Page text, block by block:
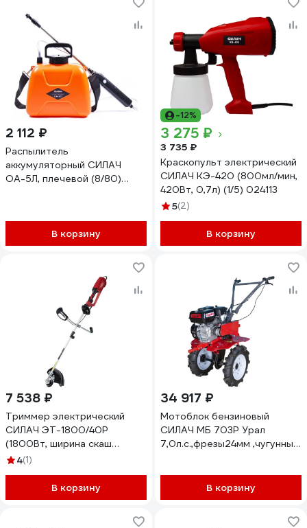
2 112 ₽
Распылитель
аккумуляторный СИЛАЧ
ОА-5Л, плечевой (8/80)
В корзину
-12%
3 275 ₽
3 735 ₽
Краскопульт электрический
СИЛАЧ КЭ-420 (800мл/мин,
420Вт, 0,7л) (1/5) 024113
5(2)
В корзину
7 538 ₽
Триммер электрический
СИЛАЧ ЭТ-1800/40Р
(1800Вт, ширина скаш
42см,леска,нож,плеч
4(1)
В корзину
34 917 ₽
Мотоблок бензиновый
СИЛАЧ МБ 703Р Урал
7,0л.с.,фрезы24мм ,чугунный
В корзину